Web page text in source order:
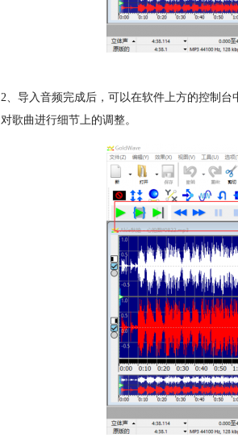
2、导入音频完成后，可以在软件上方的控制
对歌曲进行细节上的调整。